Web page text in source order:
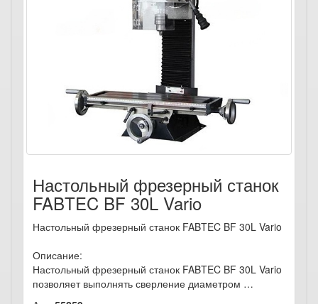
Настольный фрезерный станок
FABTEC BF 30L Vario
Настольный фрезерный станок FABTEC BF 30L Vario
Описание:
Настольный фрезерный станок FABTEC BF 30L Vario
позволяет выполнять сверление диаметром …